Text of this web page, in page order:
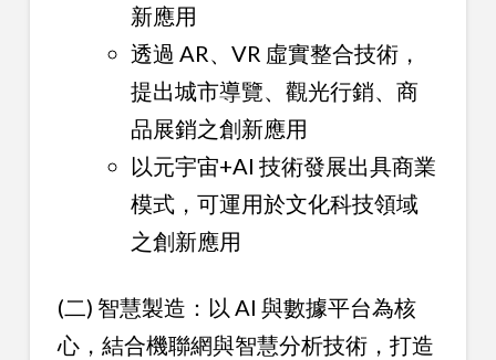
新應用
透過 AR、VR 虛實整合技術，
提出城市導覽、觀光行銷、商
品展銷之創新應用
以元宇宙+AI 技術發展出具商業
模式，可運用於文化科技領域
之創新應用
(二) 智慧製造：以 AI 與數據平台為核
心，結合機聯網與智慧分析技術，打造